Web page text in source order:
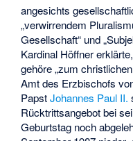
angesichts
„verwirrendem
Gesellschaft“ und
Kardinal Höffner
gehöre „zum
Amt des Erzbischofs
PapstJohannes Paul II.
Rücktrittsangebot bei
Geburtstag noch